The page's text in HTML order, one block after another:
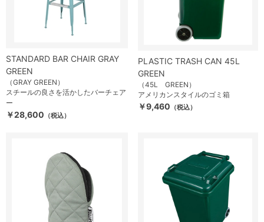
STANDARD BAR CHAIR GRAY
GREEN
（GRAY GREEN）
スチールの良さを活かしたバーチェア
ー
￥28,600 （税込）
PLASTIC TRASH CAN 45L
GREEN
（45L GREEN）
アメリカンスタイルのゴミ箱
￥9,460 （税込）